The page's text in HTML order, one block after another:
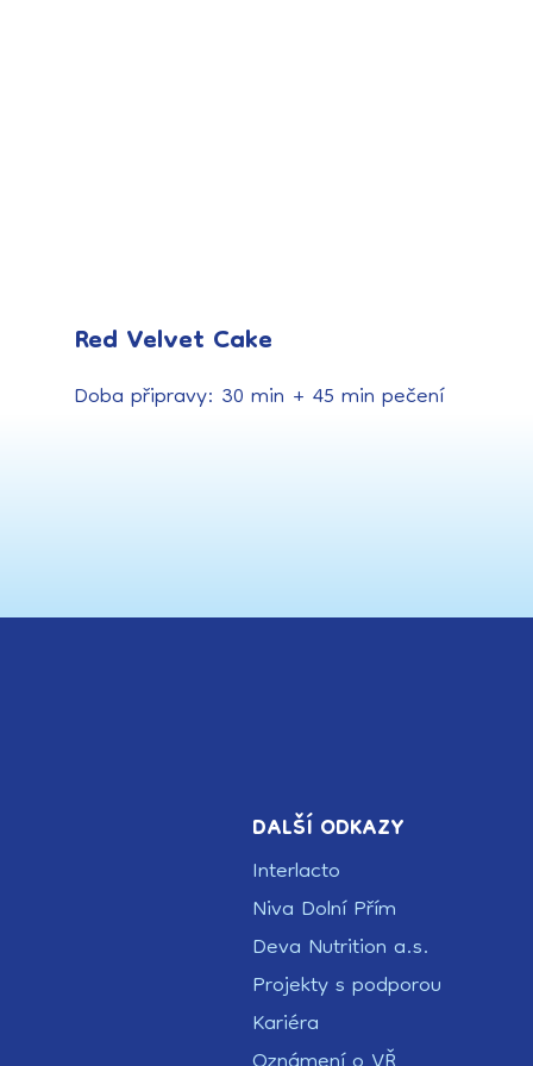
Red Velvet Cake
Doba připravy: 30 min + 45 min pečení
DALŠÍ ODKAZY
Interlacto
Niva Dolní Přím
Deva Nutrition a.s.
Projekty s podporou
Kariéra